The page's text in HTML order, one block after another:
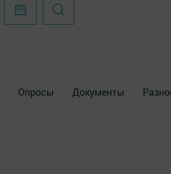
Опросы Документы